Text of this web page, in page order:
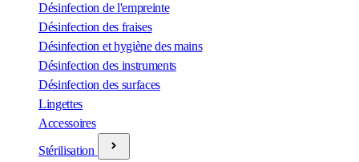
Désinfection de l'empreinte
Désinfection des fraises
Désinfection et hygiène des mains
Désinfection des instruments
Désinfection des surfaces
Lingettes
Accessoires
Stérilisation